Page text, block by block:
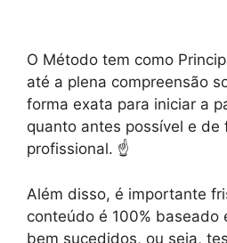
O Método tem como
até a plena compreensão
forma exata para iniciar a
quanto antes possível e de
profissional. ☝️
Além disso, é importante
conteúdo é 100% baseado
bem sucedidos, ou seja,